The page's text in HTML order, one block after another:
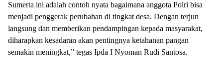
Sumerta ini adalah contoh nyata bagaimana anggota Polri bisa
menjadi penggerak perubahan di tingkat desa. Dengan terjun
langsung dan memberikan pendampingan kepada masyarakat,
diharapkan kesadaran akan pentingnya ketahanan pangan
semakin meningkat,” tegas Ipda I Nyoman Rudi Santosa.